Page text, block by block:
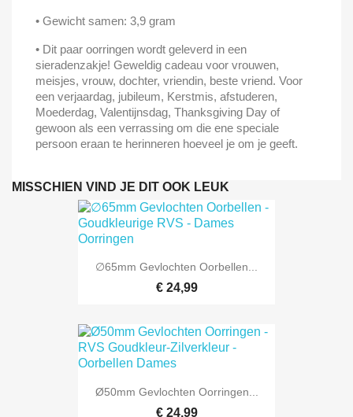
• Gewicht samen: 3,9 gram
• Dit paar oorringen wordt geleverd in een
sieradenzakje! Geweldig cadeau voor vrouwen,
meisjes, vrouw, dochter, vriendin, beste vriend. Voor
een verjaardag, jubileum, Kerstmis, afstuderen,
Moederdag, Valentijnsdag, Thanksgiving Day of
gewoon als een verrassing om die ene speciale
persoon eraan te herinneren hoeveel je om je geeft.
MISSCHIEN VIND JE DIT OOK LEUK
∅65mm Gevlochten Oorbellen...
€ 24,99
Ø50mm Gevlochten Oorringen...
€ 24,99